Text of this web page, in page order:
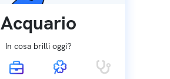
Acquario
In cosa brilli oggi?